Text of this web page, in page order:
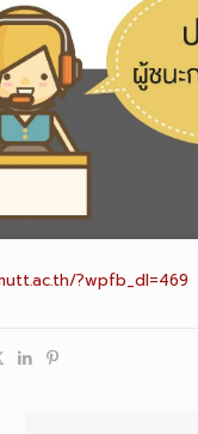
?wpfb_dl=469